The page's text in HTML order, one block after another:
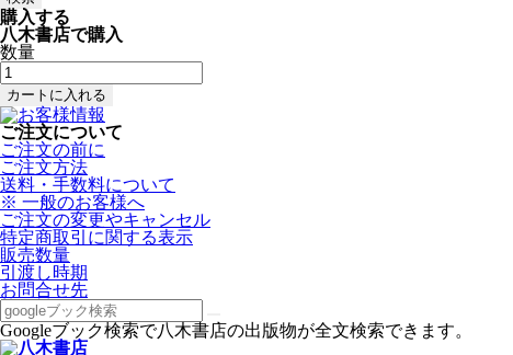
購入する
八木書店で購入
数量
ご注文について
ご注文の前に
ご注文方法
送料・手数料について
※ 一般のお客様へ
ご注文の変更やキャンセル
特定商取引に関する表示
販売数量
引渡し時期
お問合せ先
Googleブック検索で八木書店の出版物が全文検索できます。